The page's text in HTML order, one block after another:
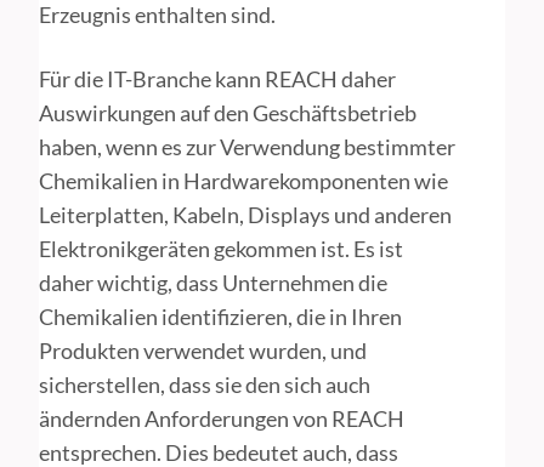
Erzeugnis enthalten sind.
Für die IT-Branche kann REACH daher
Auswirkungen auf den Geschäftsbetrieb
haben, wenn es zur Verwendung bestimmter
Chemikalien in Hardwarekomponenten wie
Leiterplatten, Kabeln, Displays und anderen
Elektronikgeräten gekommen ist. Es ist
daher wichtig, dass Unternehmen die
Chemikalien identifizieren, die in Ihren
Produkten verwendet wurden, und
sicherstellen, dass sie den sich auch
ändernden Anforderungen von REACH
entsprechen. Dies bedeutet auch, dass